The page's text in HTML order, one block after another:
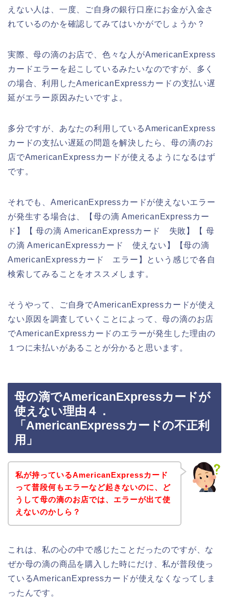
えない人は、一度、ご自身の銀行口座にお金が入金さ
れているのかを確認してみてはいかがでしょうか？
実際、母の滴のお店で、色々な人がAmericanExpress
カードエラーを起こしているみたいなのですが、多く
の場合、利用したAmericanExpressカードの支払い遅
延がエラー原因みたいですよ。
多分ですが、あなたの利用しているAmericanExpress
カードの支払い遅延の問題を解決したら、母の滴のお
店でAmericanExpressカードが使えるようになるはず
です。
それでも、AmericanExpressカードが使えないエラー
が発生する場合は、【母の滴 AmericanExpressカー
ド】【 母の滴 AmericanExpressカード 失敗】【 母
の滴 AmericanExpressカード 使えない】【母の滴
AmericanExpressカード エラー】という感じで各自
検索してみることをオススメします。
そうやって、ご自身でAmericanExpressカードが使え
ない原因を調査していくことによって、母の滴のお店
でAmericanExpressカードのエラーが発生した理由の
１つに未払いがあることが分かると思います。
母の滴でAmericanExpressカードが
使えない理由４．
「AmericanExpressカードの不正利
用」
私が持っているAmericanExpressカード
って普段何もエラーなど起きないのに、ど
うして母の滴のお店では、エラーが出て使
えないのかしら？
これは、私の心の中で感じたことだったのですが、な
ぜか母の滴の商品を購入した時にだけ、私が普段使っ
ているAmericanExpressカードが使えなくなってしま
ったんです。